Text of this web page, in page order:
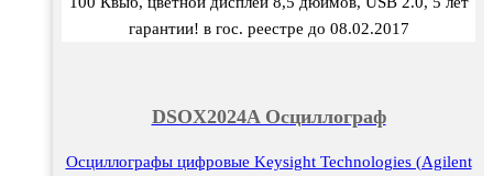
гарантии! в гос. реестре до 08.02.2017
DSOX2024A Осциллограф
Осциллографы цифровые Keysight Technologies (Agilent